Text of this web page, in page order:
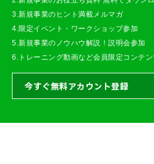
3.新規事業のヒント満載メルマガ
4.限定イベント・ワークショップ参加
5.新規事業のノウハウ解説！説明会参加
6.トレーニング動画など会員限定コンテ
今すぐ無料アカウント登録